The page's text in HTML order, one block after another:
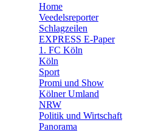
🛒 Shoppingwelt
Home
Veedelsreporter
Schlagzeilen
EXPRESS E-Paper
1. FC Köln
Köln
Sport
Promi und Show
Kölner Umland
NRW
Politik und Wirtschaft
Panorama